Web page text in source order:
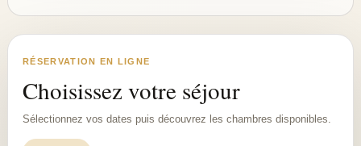
RÉSERVATION EN LIGNE
Choisissez votre séjour
Sélectionnez vos dates puis découvrez les chambres disponibles.